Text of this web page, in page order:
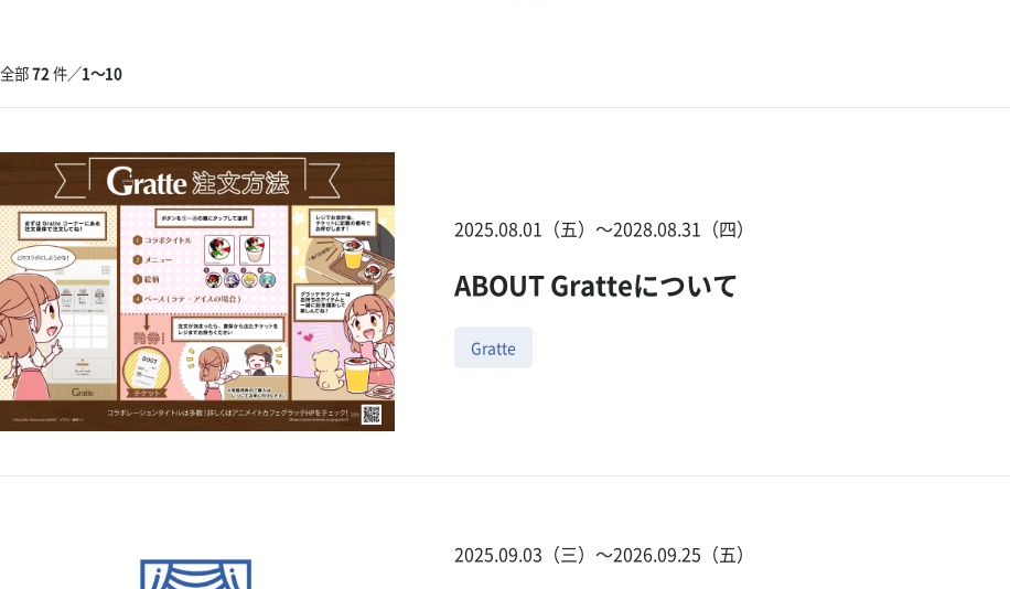
全部72件／1〜10
2025.08.01（五）〜2028.08.31（四）
ABOUT Gratteについて
Gratte
2025.09.03（三）〜2026.09.25（五）